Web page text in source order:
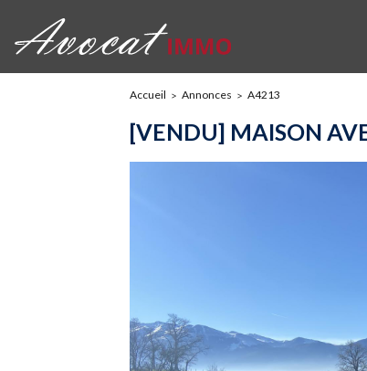
Accueil Annonces A4213
[VENDU] MAISON